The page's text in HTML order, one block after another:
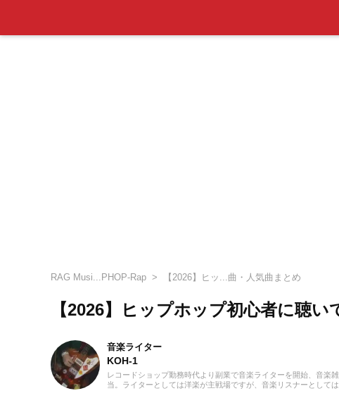
RAG Musi...PHOP-Rap 【2026】ヒッ...曲・人気曲まとめ
【2026】ヒップホップ初心者に聴
音楽ライター
KOH-1
レコードショップ勤務時代より副業で音楽ライターを開始、音楽
当。ライターとしては洋楽が主戦場ですが、音楽リスナーとして